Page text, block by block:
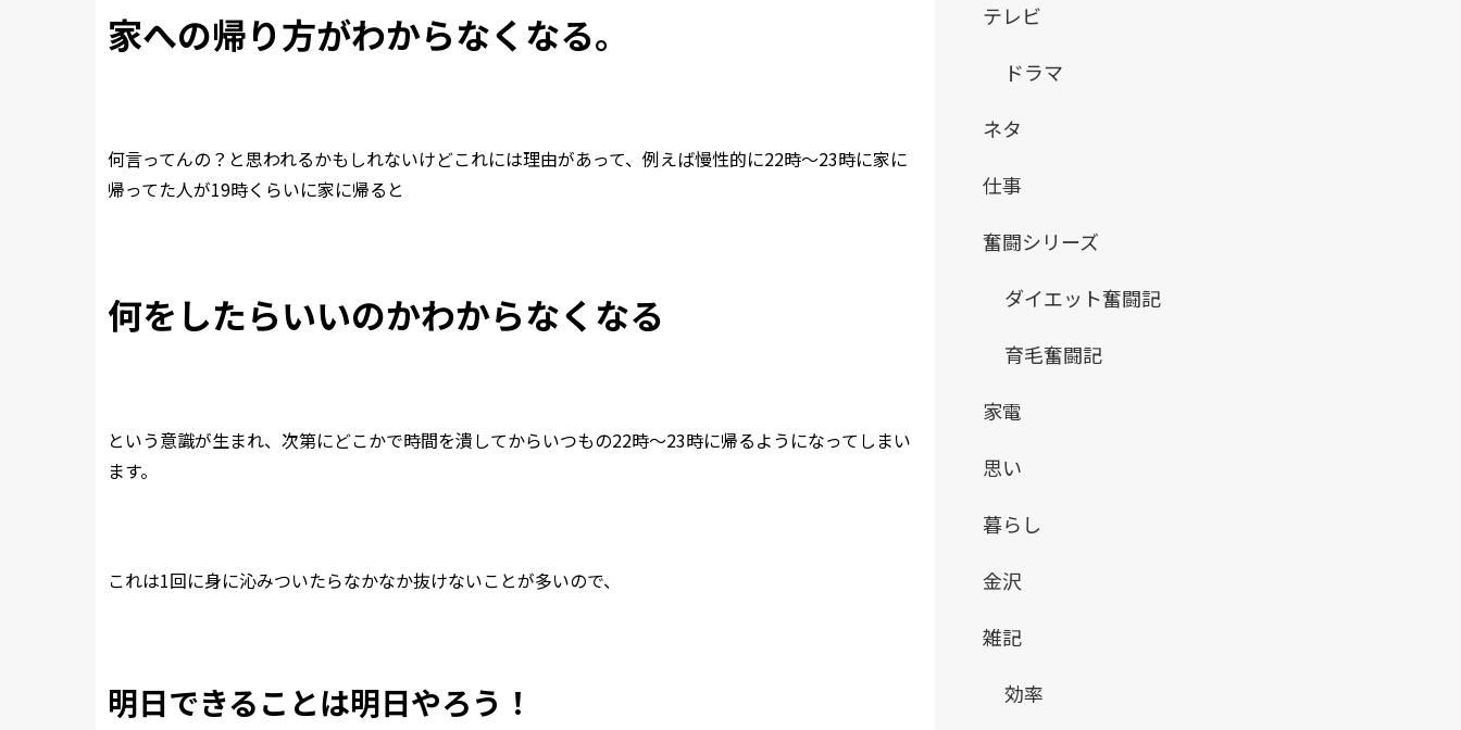
家への帰り方がわからなくなる。
何言ってんの？と思われるかもしれないけどこれには理由があって、例えば慢性的に22時～23時に家に
帰ってた人が19時くらいに家に帰ると
何をしたらいいのかわからなくなる
という意識が生まれ、次第にどこかで時間を潰してからいつもの22時～23時に帰るようになってしまい
ます。
これは1回に身に沁みついたらなかなか抜けないことが多いので、
明日できることは明日やろう！
テレビ
ドラマ
ネタ
仕事
奮闘シリーズ
ダイエット奮闘記
育毛奮闘記
家電
思い
暮らし
金沢
雑記
効率